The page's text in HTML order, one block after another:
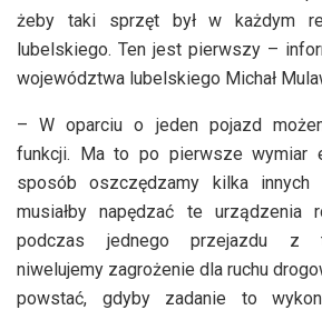
żeby taki sprzęt był w każdym
lubelskiego. Ten jest pierwszy –
województwa lubelskiego Michał
– W oparciu o jeden pojazd
funkcji. Ma to po pierwsze wymiar
sposób oszczędzamy kilka innych
musiałby napędzać te urządzenia
podczas jednego przejazdu z
niwelujemy zagrożenie dla ruchu
powstać, gdyby zadanie to